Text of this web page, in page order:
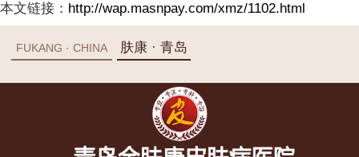
本文链接： http://wap.masnpay.com/xmz/1102.html
FUKANG · CHINA 肤康 · 青岛